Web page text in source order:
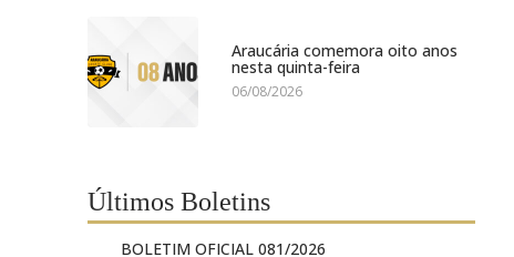
Araucária comemora oito anos
nesta quinta-feira
06/08/2026
Últimos Boletins
BOLETIM OFICIAL 081/2026